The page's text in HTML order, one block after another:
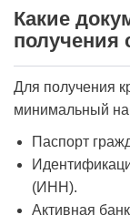
Какие
получения
Для получения
минимальный
Паспорт
(ИНН).
Активная